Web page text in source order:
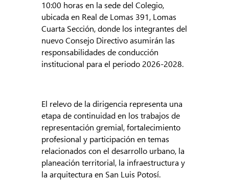
10:00 horas en la sede del Colegio,
ubicada en Real de Lomas 391, Lomas
Cuarta Sección, donde los integrantes del
nuevo Consejo Directivo asumirán las
responsabilidades de conducción
institucional para el periodo 2026-2028.
El relevo de la dirigencia representa una
etapa de continuidad en los trabajos de
representación gremial, fortalecimiento
profesional y participación en temas
relacionados con el desarrollo urbano, la
planeación territorial, la infraestructura y
la arquitectura en San Luis Potosí.